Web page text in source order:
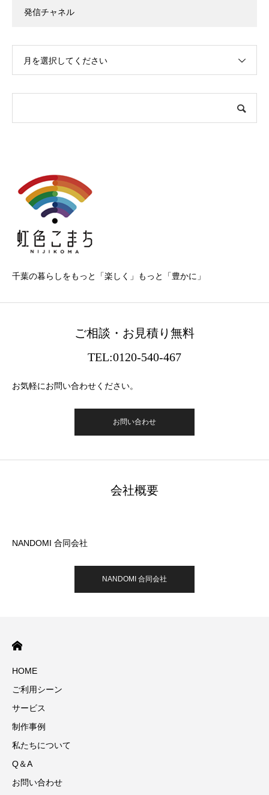
発信チャネル
月を選択してください
千葉の暮らしをもっと「楽しく」もっと「豊かに」
ご相談・お見積り無料
TEL:0120-540-467
お気軽にお問い合わせください。
お問い合わせ
会社概要
NANDOMI 合同会社
NANDOMI 合同会社
HOME
ご利用シーン
サービス
制作事例
私たちについて
Q＆A
お問い合わせ